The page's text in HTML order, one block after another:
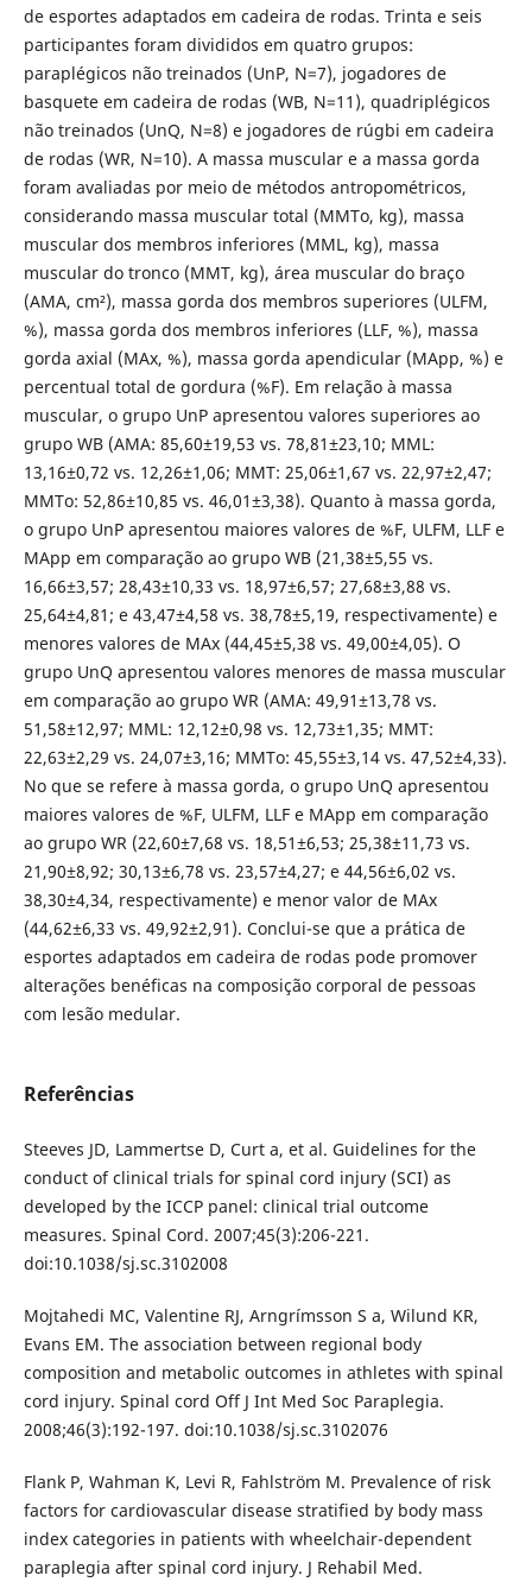
de esportes adaptados em cadeira de rodas. Trinta e seis
participantes foram divididos em quatro grupos:
paraplégicos não treinados (UnP, N=7), jogadores de
basquete em cadeira de rodas (WB, N=11), quadriplégicos
não treinados (UnQ, N=8) e jogadores de rúgbi em cadeira
de rodas (WR, N=10). A massa muscular e a massa gorda
foram avaliadas por meio de métodos antropométricos,
considerando massa muscular total (MMTo, kg), massa
muscular dos membros inferiores (MML, kg), massa
muscular do tronco (MMT, kg), área muscular do braço
(AMA, cm²), massa gorda dos membros superiores (ULFM,
%), massa gorda dos membros inferiores (LLF, %), massa
gorda axial (MAx, %), massa gorda apendicular (MApp, %) e
percentual total de gordura (%F). Em relação à massa
muscular, o grupo UnP apresentou valores superiores ao
grupo WB (AMA: 85,60±19,53 vs. 78,81±23,10; MML:
13,16±0,72 vs. 12,26±1,06; MMT: 25,06±1,67 vs. 22,97±2,47;
MMTo: 52,86±10,85 vs. 46,01±3,38). Quanto à massa gorda,
o grupo UnP apresentou maiores valores de %F, ULFM, LLF e
MApp em comparação ao grupo WB (21,38±5,55 vs.
16,66±3,57; 28,43±10,33 vs. 18,97±6,57; 27,68±3,88 vs.
25,64±4,81; e 43,47±4,58 vs. 38,78±5,19, respectivamente) e
menores valores de MAx (44,45±5,38 vs. 49,00±4,05). O
grupo UnQ apresentou valores menores de massa muscular
em comparação ao grupo WR (AMA: 49,91±13,78 vs.
51,58±12,97; MML: 12,12±0,98 vs. 12,73±1,35; MMT:
22,63±2,29 vs. 24,07±3,16; MMTo: 45,55±3,14 vs. 47,52±4,33).
No que se refere à massa gorda, o grupo UnQ apresentou
maiores valores de %F, ULFM, LLF e MApp em comparação
ao grupo WR (22,60±7,68 vs. 18,51±6,53; 25,38±11,73 vs.
21,90±8,92; 30,13±6,78 vs. 23,57±4,27; e 44,56±6,02 vs.
38,30±4,34, respectivamente) e menor valor de MAx
(44,62±6,33 vs. 49,92±2,91). Conclui-se que a prática de
esportes adaptados em cadeira de rodas pode promover
alterações benéficas na composição corporal de pessoas
com lesão medular.
Referências
Steeves JD, Lammertse D, Curt a, et al. Guidelines for the
conduct of clinical trials for spinal cord injury (SCI) as
developed by the ICCP panel: clinical trial outcome
measures. Spinal Cord. 2007;45(3):206-221.
doi:10.1038/sj.sc.3102008
Mojtahedi MC, Valentine RJ, Arngrímsson S a, Wilund KR,
Evans EM. The association between regional body
composition and metabolic outcomes in athletes with spinal
cord injury. Spinal cord Off J Int Med Soc Paraplegia.
2008;46(3):192-197. doi:10.1038/sj.sc.3102076
Flank P, Wahman K, Levi R, Fahlström M. Prevalence of risk
factors for cardiovascular disease stratified by body mass
index categories in patients with wheelchair-dependent
paraplegia after spinal cord injury. J Rehabil Med.